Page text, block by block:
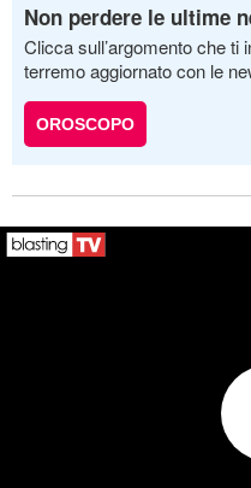
Non perdere le ultime
Clicca sull’argomento che ti
terremo aggiornato con le
OROSCOPO